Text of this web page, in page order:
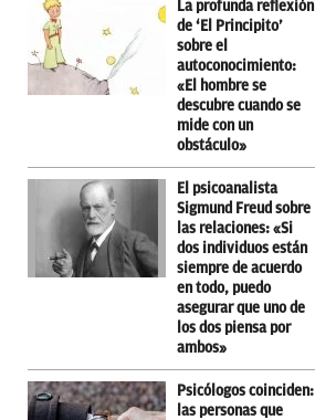
La profunda reflexión
de ‘El Principito’
sobre el
autoconocimiento:
«El hombre se
descubre cuando se
mide con un
obstáculo»
El psicoanalista
Sigmund Freud sobre
las relaciones: «Si
dos individuos están
siempre de acuerdo
en todo, puedo
asegurar que uno de
los dos piensa por
ambos»
Psicólogos coinciden:
las personas que